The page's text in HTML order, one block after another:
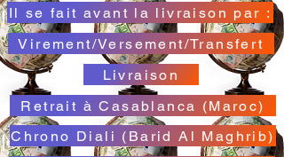
Virement/Versement/Transfert
Livraison
Retrait à Casablanca (Maroc)
Il se fait avant la livraison par :
Chrono Diali (Barid Al Maghrib)